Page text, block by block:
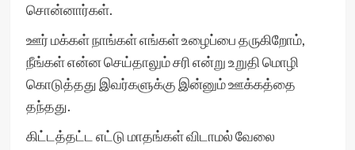
சொன்னார்கள்.
ஊர் மக்கள் நாங்கள் எங்கள் உழைப்பை தருகிறோம்,
நீங்கள் என்ன செய்தாலும் சரி என்று உறுதி மொழி
கொடுத்தது இவர்களுக்கு இன்னும் ஊக்கத்தை
தந்தது.
கிட்டத்தட்ட எட்டு மாதங்கள் விடாமல் வேலை